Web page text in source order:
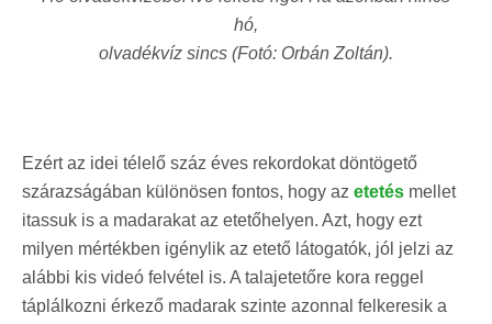
hó,
olvadékvíz sincs (Fotó: Orbán Zoltán).
Ezért az idei télelő száz éves rekordokat döntögető
szárazságában különösen fontos, hogy az etetés mellet
itassuk is a madarakat az etetőhelyen. Azt, hogy ezt
milyen mértékben igénylik az etető látogatók, jól jelzi az
alábbi kis videó felvétel is. A talajetetőre kora reggel
táplálkozni érkező madarak szinte azonnal felkeresik a